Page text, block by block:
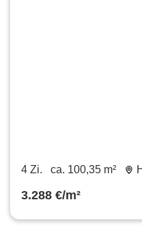
4 Zi. ca. 100,35 m²
3.288 €/m²